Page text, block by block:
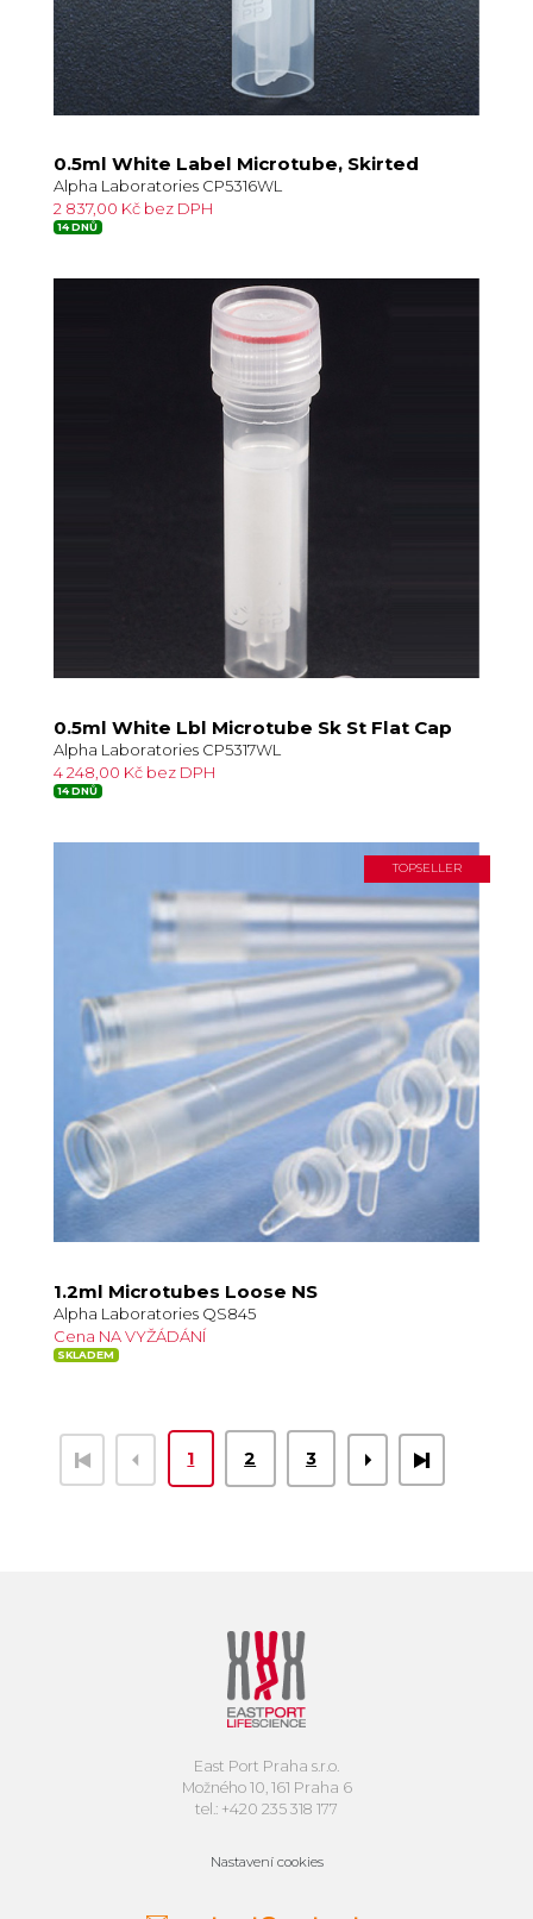
0.5ml White Label Microtube, Skirted
Alpha Laboratories CP5316WL
2 837,00 Kč bez DPH
14 DNŮ
0.5ml White Lbl Microtube Sk St Flat Cap
Alpha Laboratories CP5317WL
4 248,00 Kč bez DPH
14 DNŮ
1.2ml Microtubes Loose NS
Alpha Laboratories QS845
Cena NA VYŽÁDÁNÍ
SKLADEM
TOPSELLER
1 2 3
East Port Praha s.r.o.
Možného 10, 161 Praha 6
tel.: +420 235 318 177
Nastavení cookies